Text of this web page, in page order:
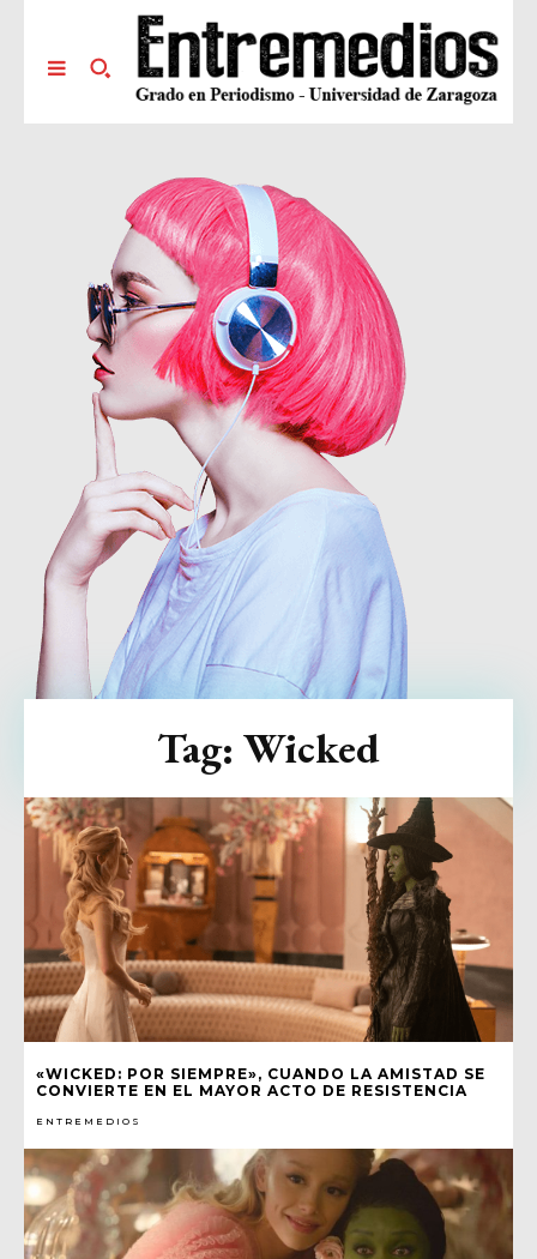
«WICKED: POR SIEMPRE», CUANDO LA AMISTAD SE
CONVIERTE EN EL MAYOR ACTO DE RESISTENCIA
ENTREMEDIOS
Tag: Wicked